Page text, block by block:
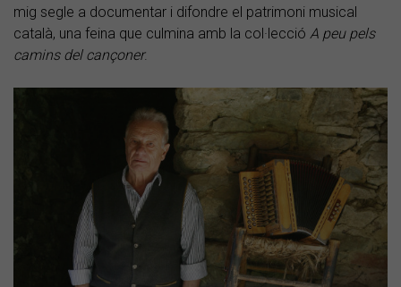
mig segle a documentar i difondre el patrimoni musical
català, una feina que culmina amb la col·lecció A peu pels
camins del cançoner.